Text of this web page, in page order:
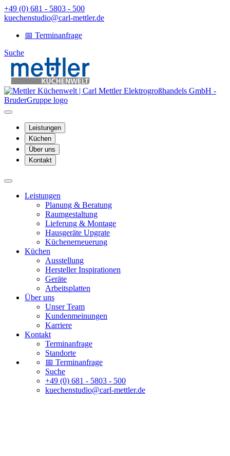
+49 (0) 681 - 5803 - 500
kuechenstudio@carl-mettler.de
📅 Terminanfrage
Suche
Leistungen
Küchen
Über uns
Kontakt
Leistungen
Planung & Beratung
Raumgestaltung
Lieferung & Montage
Hausgeräte Upgrate
Küchenerneuerung
Küchen
Ausstellung
Hersteller Inspirationen
Geräte
Arbeitsplatten
Über uns
Unser Team
Kundenmeinungen
Karriere
Kontakt
Terminanfrage
Standorte
📅 Terminanfrage
Suche
+49 (0) 681 - 5803 - 500
kuechenstudio@carl-mettler.de